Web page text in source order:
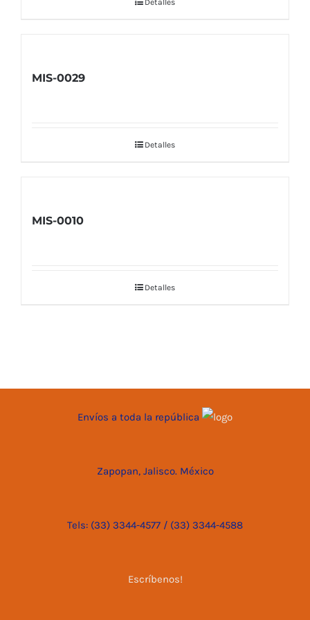
MIS-0029
Detalles
MIS-0010
Detalles
Envíos a toda la república
Zapopan, Jalisco. México
Tels: (33) 3344-4577 / (33) 3344-4588
Escríbenos!